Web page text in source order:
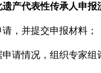
产代表性传承人申报
，并提交申报材料；
申请情况，组织专家